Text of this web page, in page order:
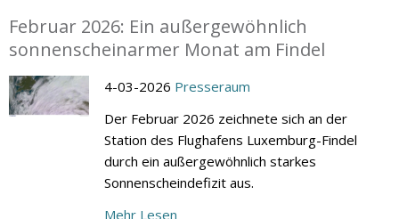
Februar 2026: Ein außergewöhnlich
sonnenscheinarmer Monat am Findel
4-03-2026 Presseraum
Der Februar 2026 zeichnete sich an der
Station des Flughafens Luxemburg-Findel
durch ein außergewöhnlich starkes
Sonnenscheindefizit aus.
Mehr Lesen